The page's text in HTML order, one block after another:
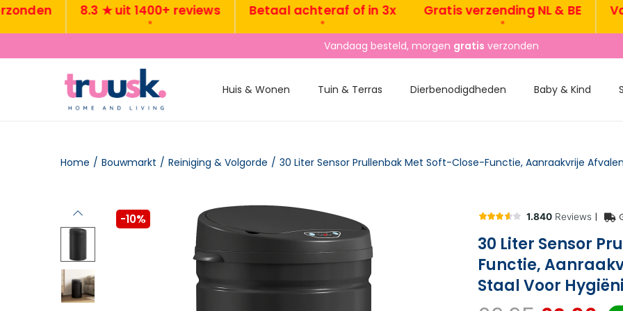
8.3 ★ uit 1400+ reviews Betaal achteraf of in 3x Gratis verzending NL & BE
8.3uit1400+reviews
Huis & Wonen Tuin & Terras Dierbenodigdheden Baby & Kind
Home / Bouwmarkt / Reiniging & Volgorde /
-10% |
30 Liter Sensor
Functie,
Staal Voor